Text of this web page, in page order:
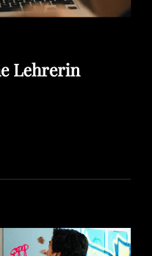
Lehrerin